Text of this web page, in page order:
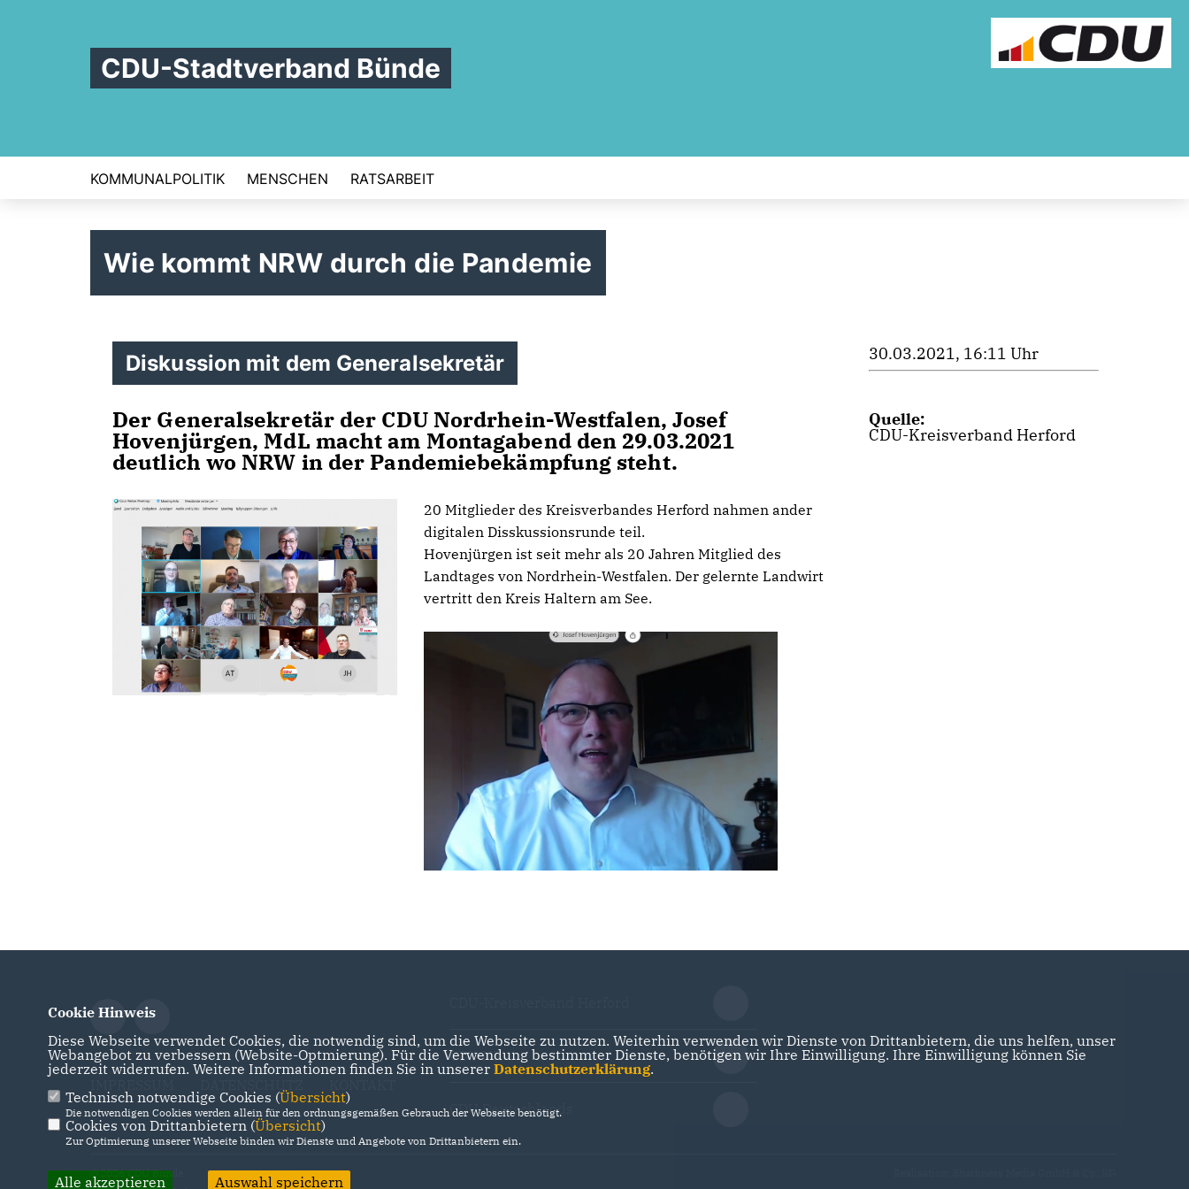
CDU-Stadtverband Bünde
KOMMUNALPOLITIK MENSCHEN RATSARBEIT
Wie kommt NRW durch die Pandemie
Diskussion mit dem Generalsekretär
Der Generalsekretär der CDU Nordrhein-Westfalen, Josef
Hovenjürgen, MdL macht am Montagabend den 29.03.2021
deutlich wo NRW in der Pandemiebekämpfung steht.
20 Mitglieder des Kreisverbandes Herford nahmen ander
digitalen Disskussionsrunde teil.
Hovenjürgen ist seit mehr als 20 Jahren Mitglied des
Landtages von Nordrhein-Westfalen. Der gelernte Landwirt
vertritt den Kreis Haltern am See.
30.03.2021, 16:11 Uhr
Quelle:
CDU-Kreisverband Herford
CDU NRW
CDU Deutschlands
@2026 CDU Bünde
Cookie Hinweis
Diese Webseite verwendet Cookies, die notwendig sind, um die Webseite zu nutzen. Weiterhin verwenden wir Dienste von Drittanbietern, die uns helfen, unser
Webangebot zu verbessern (Website-Optmierung). Für die Verwendung bestimmter Dienste, benötigen wir Ihre Einwilligung. Ihre Einwilligung können Sie
jederzeit widerrufen. Weitere Informationen finden Sie in unserer Datenschutzerklärung.
Technisch notwendige Cookies (Übersicht)
Die notwendigen Cookies werden allein für den ordnungsgemäßen Gebrauch der Webseite benötigt.
Cookies von Drittanbietern (Übersicht)
Zur Optimierung unserer Webseite binden wir Dienste und Angebote von Drittanbietern ein.
Alle akzeptieren Auswahl speichern